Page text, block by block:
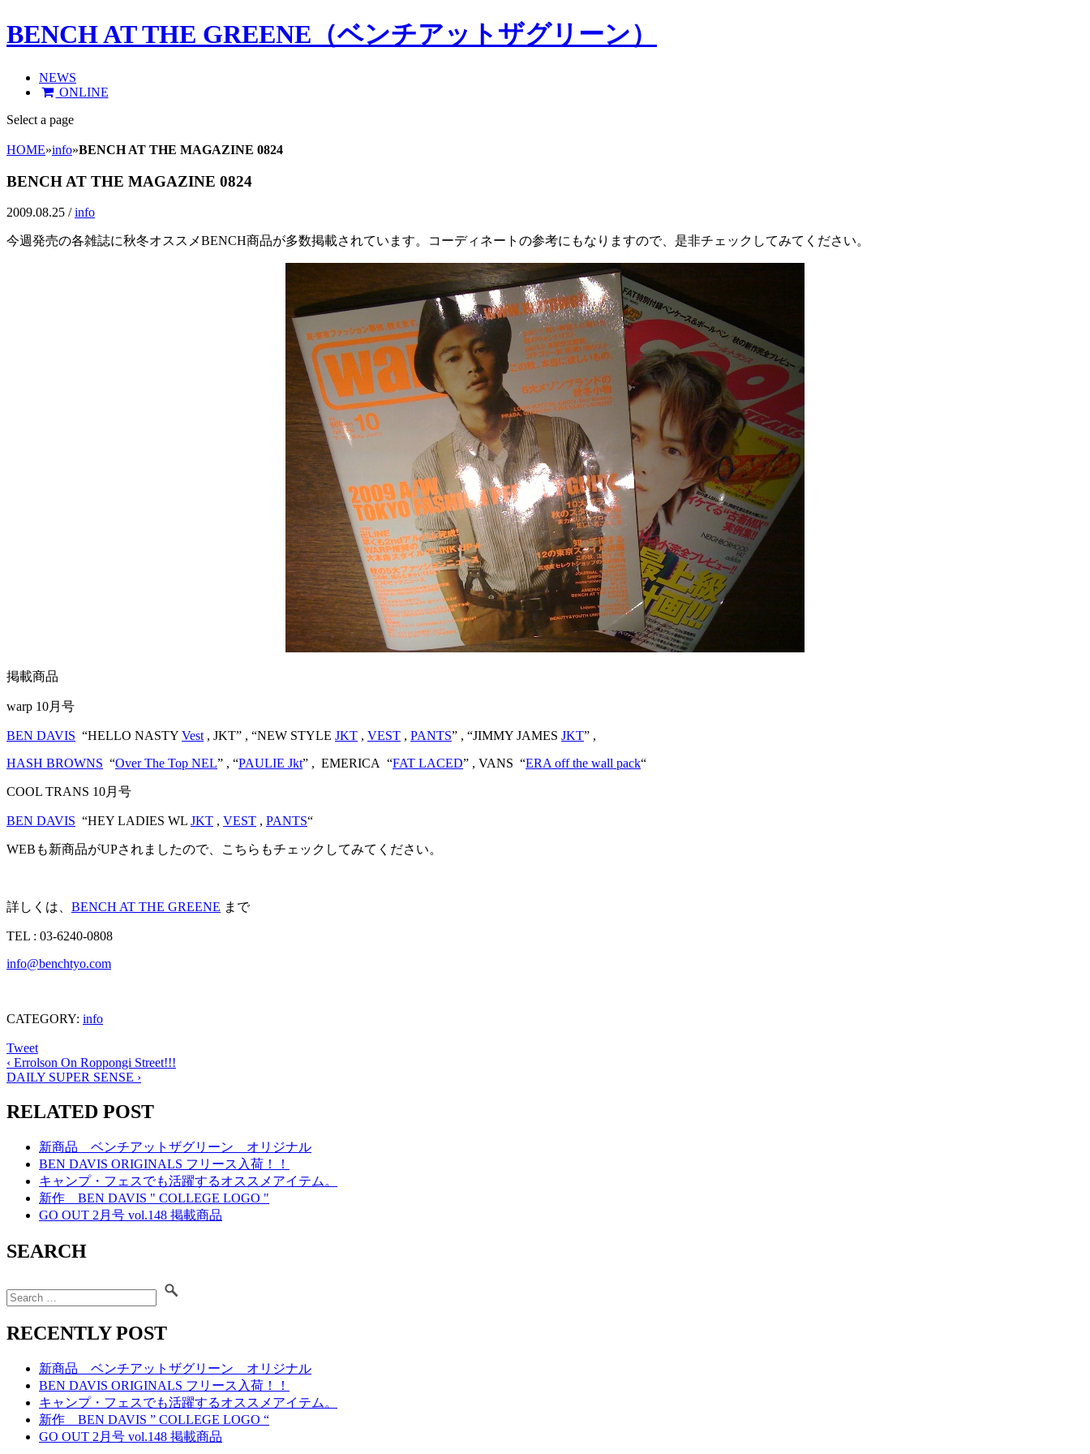
BENCH AT THE GREENE（ベンチアットザグリーン）
NEWS
ONLINE
Select a page
HOME»info»BENCH AT THE MAGAZINE 0824
BENCH AT THE MAGAZINE 0824
2009.08.25 /info
今週発売の各雑誌に秋冬オススメBENCH商品が多数掲載されています。コーディネートの参考にもなりますので、是非チェックしてみてください。
掲載商品
warp 10月号
BEN DAVIS “HELLO NASTY Vest , JKT” , “NEW STYLE JKT , VEST , PANTS” , “JIMMY JAMES JKT” ,
HASH BROWNS “Over The Top NEL” , “PAULIE Jkt” , EMERICA “FAT LACED” , VANS “ERA off the wall pack“
COOL TRANS 10月号
BEN DAVIS “HEY LADIES WL JKT , VEST , PANTS“
WEBも新商品がUPされましたので、こちらもチェックしてみてください。
詳しくは、 BENCH AT THE GREENE まで
TEL : 03-6240-0808
info@benchtyo.com
CATEGORY: info
Tweet
‹ Errolson On Roppongi Street!!!
DAILY SUPER SENSE ›
RELATED POST
新商品 ベンチアットザグリーン オリジナル
BEN DAVIS ORIGINALS フリース入荷！！
キャンプ・フェスでも活躍するオススメアイテム。
新作 BEN DAVIS " COLLEGE LOGO "
GO OUT 2月号 vol.148 掲載商品
SEARCH
RECENTLY POST
新商品 ベンチアットザグリーン オリジナル
BEN DAVIS ORIGINALS フリース入荷！！
キャンプ・フェスでも活躍するオススメアイテム。
新作 BEN DAVIS ” COLLEGE LOGO “
GO OUT 2月号 vol.148 掲載商品